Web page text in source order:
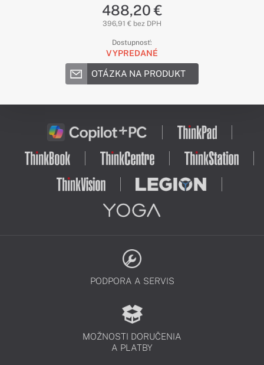
488,20 €
396,91 € bez DPH
Dostupnosť:
VYPREDANÉ
OTÁZKA NA PRODUKT
PODPORA A SERVIS
MOŽNOSTI DORUČENIA
A PLATBY